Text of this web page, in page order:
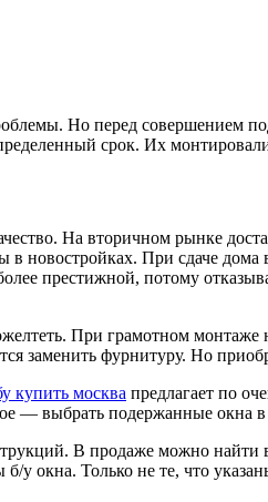
Но перед совершением
срок. Их
На вторичном рынке
новостройках. При сдаче
престижной, потому
При грамотном
заменить фурнитуру. Но
купить москва предлагает по
— выбрать подержанные окна
В продаже можно найти
у окна. Только не те, что